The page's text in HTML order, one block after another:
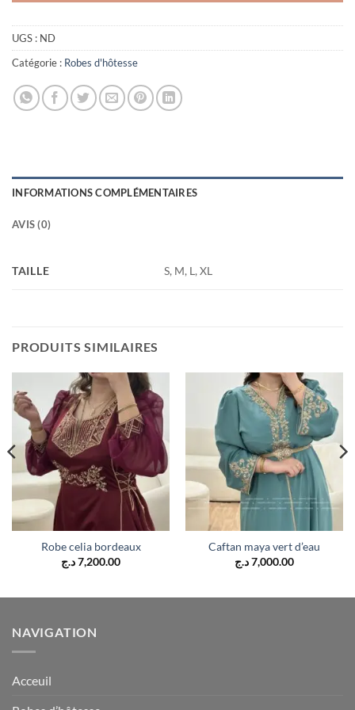
UGS : ND
Catégorie : Robes d'hôtesse
INFORMATIONS COMPLÉMENTAIRES
AVIS (0)
TAILLE S, M, L, XL
PRODUITS SIMILAIRES
Robe celia bordeaux
7,200.00د.ج
Caftan maya vert d’eau
7,000.00د.ج
NAVIGATION
Acceuil